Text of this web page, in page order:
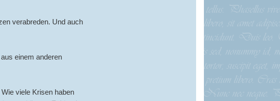
verabreden. Und auch
einem anderen
viele Krisen haben